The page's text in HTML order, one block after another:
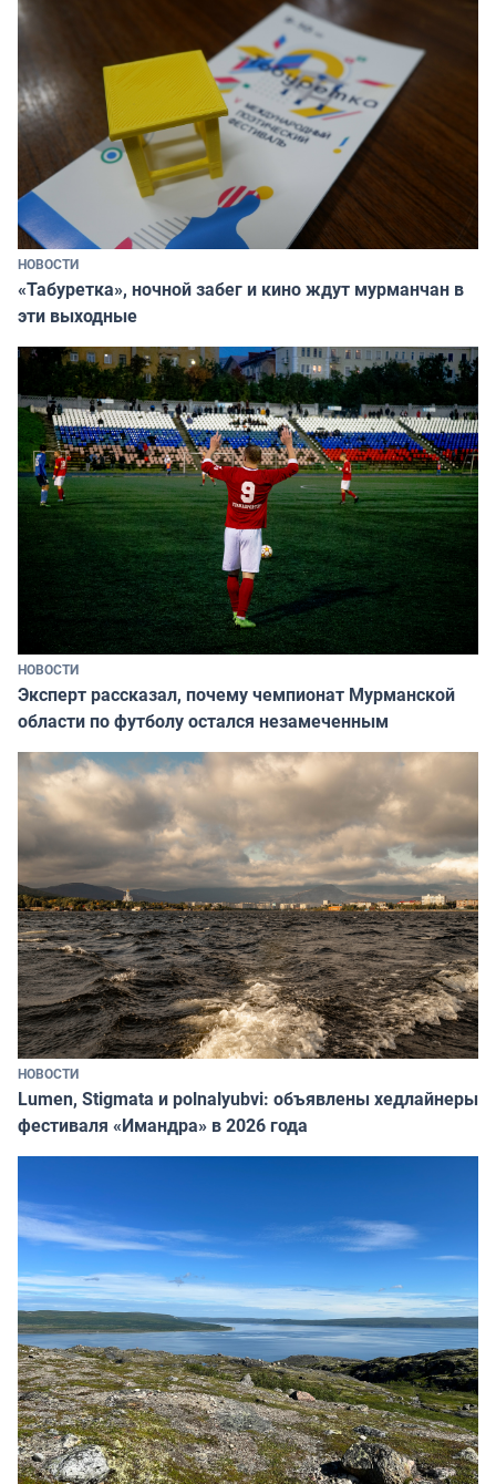
НОВОСТИ
«Табуретка», ночной забег и кино ждут мурманчан в
эти выходные
НОВОСТИ
Эксперт рассказал, почему чемпионат Мурманской
области по футболу остался незамеченным
НОВОСТИ
Lumen, Stigmata и polnalyubvi: объявлены хедлайнеры
фестиваля «Имандра» в 2026 года